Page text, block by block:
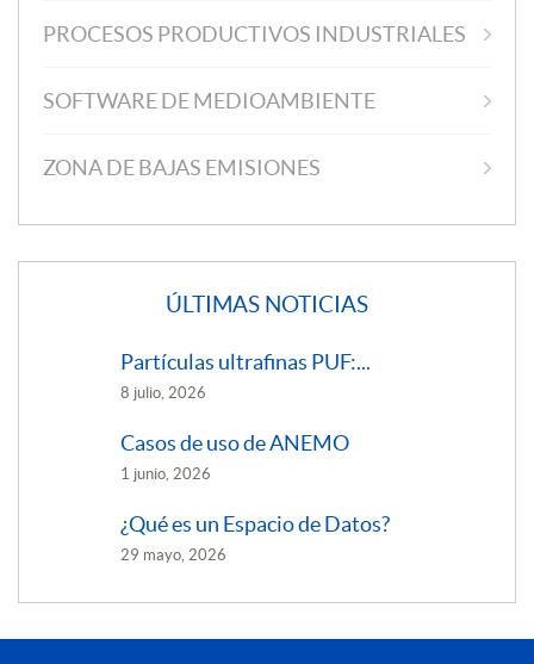
PROCESOS PRODUCTIVOS INDUSTRIALES
SOFTWARE DE MEDIOAMBIENTE
ZONA DE BAJAS EMISIONES
ÚLTIMAS NOTICIAS
Partículas ultrafinas PUF:...
8 julio, 2026
Casos de uso de ANEMO
1 junio, 2026
¿Qué es un Espacio de Datos?
29 mayo, 2026